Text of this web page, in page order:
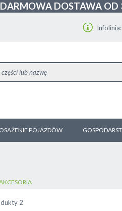
DARMOWA DOSTAWA OD
POJAZDÓW
2